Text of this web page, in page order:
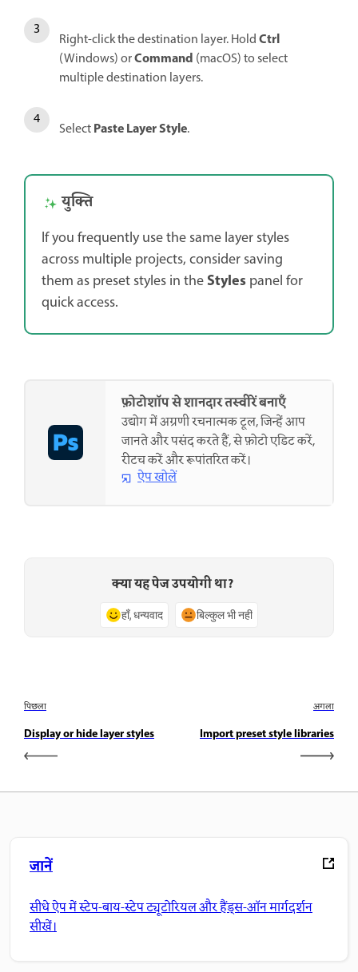
Right-click the destination layer. HoldCtrl
(Windows) orCommand (macOS) to select
multiple destination layers.
SelectPaste Layer Style.
युक्ति
If you frequently use the same layer styles
across multiple projects, consider saving
them as preset styles in theStylespanel for
quick access.
फ़ोटोशॉप से शानदार तस्वीरें बनाएँ
उद्योग में अग्रणी रचनात्मक टूल, जिन्हें आप
जानते और पसंद करते हैं, से फ़ोटो एडिट करें,
रीटच करें और रूपांतरित करें।
ऐप खोलें
क्या यह पेज उपयोगी था?
हाँ, धन्यवाद बिल्कुल भी नहीं
पिछला
Display or hide layer styles
अगला
Import preset style libraries
जानें
सीधे ऐप में स्टेप-बाय-स्टेप ट्यूटोरियल और हैंड्स-ऑन मार्गदर्शन
सीखें।